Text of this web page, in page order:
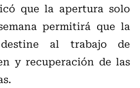
que la apertura solo
permitirá que la
al trabajo de
y recuperación de las